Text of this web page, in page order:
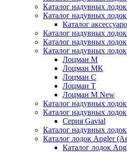
Каталог надувных
Каталог надувных
Каталог
Каталог надувных
Каталог надувных
Каталог надувных
Лоцман М
Лоцман МК
Лоцман С
Лоцман Т
Лоцман М New
Каталог надувных
Каталог надувных
Серия Gavial
Каталог надувных
Каталог лодок Angler
Каталог лодок